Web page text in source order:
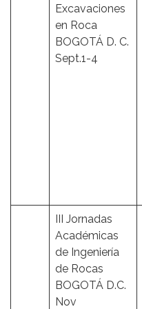
Excavaciones
en Roca
BOGOTÁ D. C.
Sept.1-4
III Jornadas
Académicas
de Ingeniería
de Rocas
BOGOTÁ D.C.
Nov